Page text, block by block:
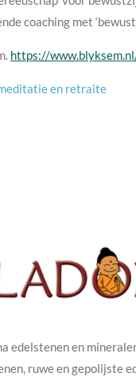
coaching met
https://
en retraite
edelstenen en
ruwe en gepolijste